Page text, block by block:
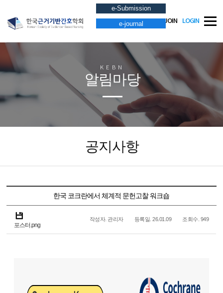
e-Submission
e-journal JOIN LOGIN
KEBN
알림마당
공지사항
한국 코크란에서 체계적 문헌고찰 워크숍
포스터.png
작성자. 관리자 등록일. 26.01.09 조회수. 949